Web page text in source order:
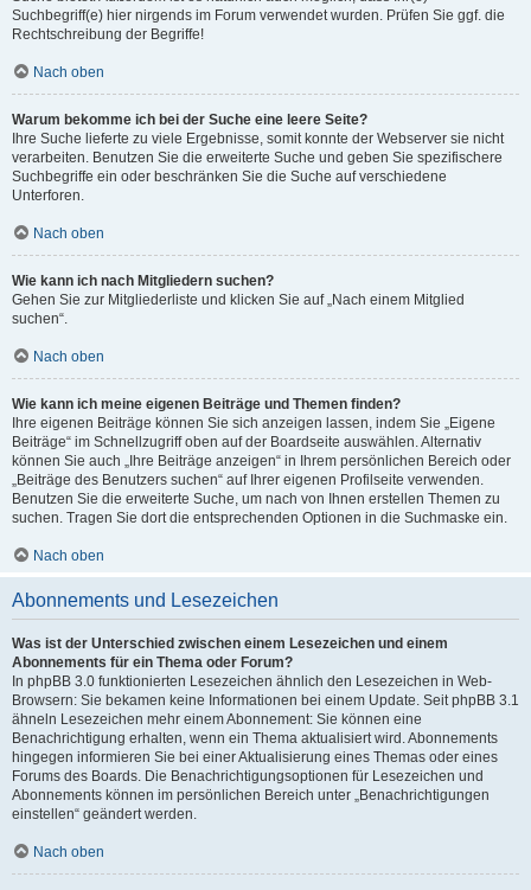
Suchbegriff(e) hier nirgends im Forum verwendet wurden. Prüfen Sie ggf. die
Rechtschreibung der Begriffe!
Nach oben
Warum bekomme ich bei der Suche eine leere Seite?
Ihre Suche lieferte zu viele Ergebnisse, somit konnte der Webserver sie nicht
verarbeiten. Benutzen Sie die erweiterte Suche und geben Sie spezifischere
Suchbegriffe ein oder beschränken Sie die Suche auf verschiedene
Unterforen.
Nach oben
Wie kann ich nach Mitgliedern suchen?
Gehen Sie zur Mitgliederliste und klicken Sie auf „Nach einem Mitglied
suchen“.
Nach oben
Wie kann ich meine eigenen Beiträge und Themen finden?
Ihre eigenen Beiträge können Sie sich anzeigen lassen, indem Sie „Eigene
Beiträge“ im Schnellzugriff oben auf der Boardseite auswählen. Alternativ
können Sie auch „Ihre Beiträge anzeigen“ in Ihrem persönlichen Bereich oder
„Beiträge des Benutzers suchen“ auf Ihrer eigenen Profilseite verwenden.
Benutzen Sie die erweiterte Suche, um nach von Ihnen erstellen Themen zu
suchen. Tragen Sie dort die entsprechenden Optionen in die Suchmaske ein.
Nach oben
Abonnements und Lesezeichen
Was ist der Unterschied zwischen einem Lesezeichen und einem
Abonnements für ein Thema oder Forum?
In phpBB 3.0 funktionierten Lesezeichen ähnlich den Lesezeichen in Web-
Browsern: Sie bekamen keine Informationen bei einem Update. Seit phpBB 3.1
ähneln Lesezeichen mehr einem Abonnement: Sie können eine
Benachrichtigung erhalten, wenn ein Thema aktualisiert wird. Abonnements
hingegen informieren Sie bei einer Aktualisierung eines Themas oder eines
Forums des Boards. Die Benachrichtigungsoptionen für Lesezeichen und
Abonnements können im persönlichen Bereich unter „Benachrichtigungen
einstellen“ geändert werden.
Nach oben